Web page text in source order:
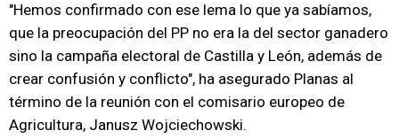
"Hemos confirmado con ese lema lo que ya sabíamos,
que la preocupación del PP no era la del sector ganadero
sino la campaña electoral de Castilla y León, además de
crear confusión y conflicto", ha asegurado Planas al
término de la reunión con el comisario europeo de
Agricultura, Janusz Wojciechowski.